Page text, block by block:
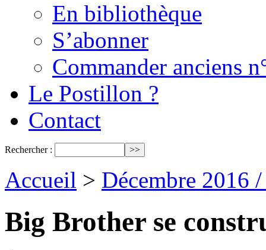
En bibliothèque
S’abonner
Commander anciens
Le Postillon ?
Contact
Rechercher :
Accueil > Décembre 2016
Big Brother se